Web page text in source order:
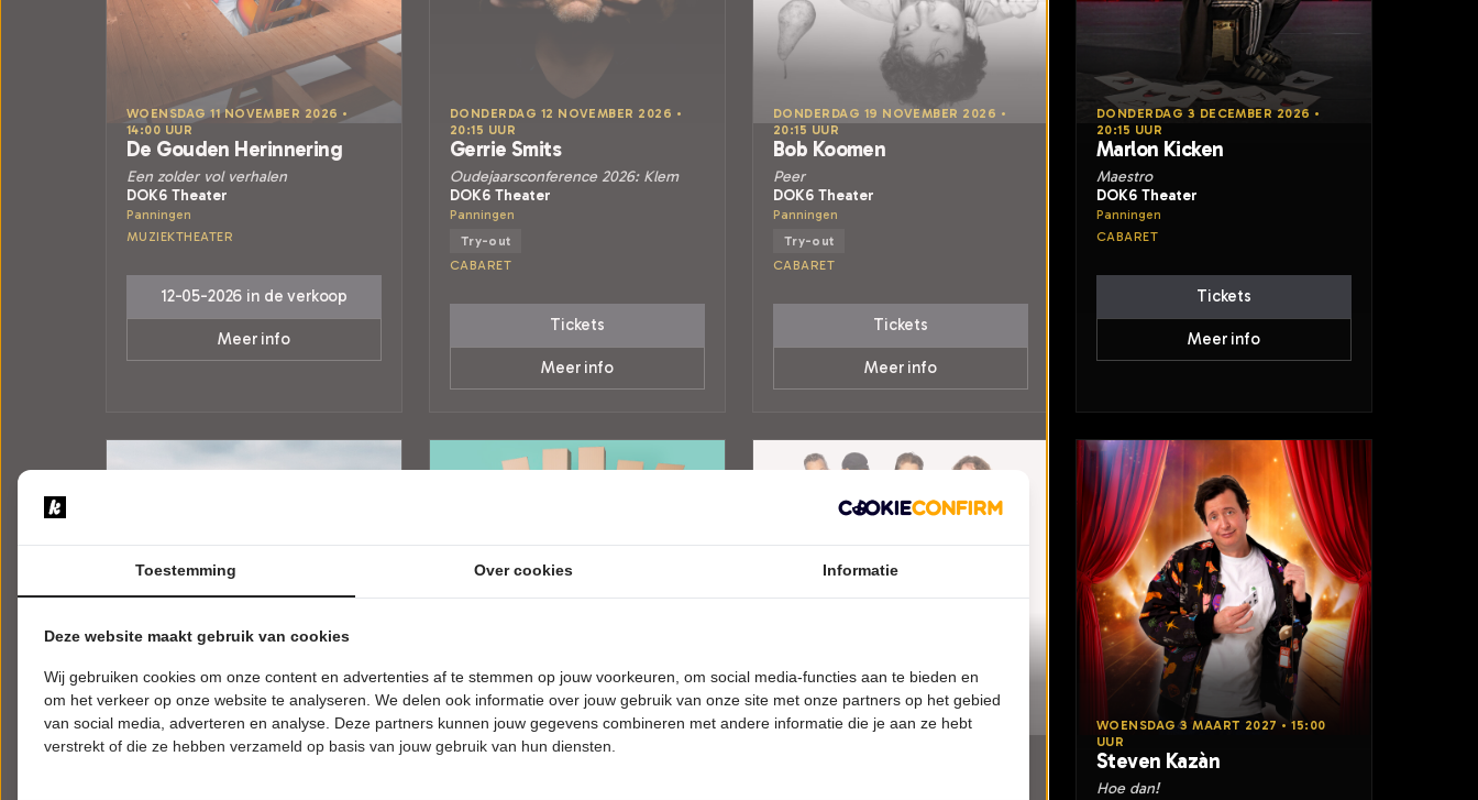
WOENSDAG 11 NOVEMBER 2026 •
14:00 UUR
De Gouden Herinnering
Een zolder vol verhalen
DOK6 Theater
Panningen
MUZIEKTHEATER
12-05-2026 in de verkoop
Meer info
DONDERDAG 12 NOVEMBER 2026 •
20:15 UUR
Gerrie Smits
Oudejaarsconference 2026: Klem
DOK6 Theater
Panningen
Try-out
CABARET
Tickets
Meer info
DONDERDAG 19 NOVEMBER 2026 •
20:15 UUR
Bob Koomen
Peer
DOK6 Theater
Panningen
Try-out
CABARET
Tickets
Meer info
DONDERDAG 3 DECEMBER 2026 •
20:15 UUR
Marlon Kicken
Maestro
DOK6 Theater
Panningen
CABARET
Tickets
Meer info
DONDERDAG 7 JANUARI 2027 • 20:15
UUR
The Dubliners Experience
ZATERDAG 30 JANUARI 2027 • 20:15
UUR
ZATERDAG 27 FEBRUARI 2027 • 20:15
WOENSDAG 3 MAART 2027 • 15:00
UUR
Steven Kazàn
Hoe dan!
Toestemming Over cookies Informatie
Deze website maakt gebruik van cookies
Wij gebruiken cookies om onze content en advertenties af te stemmen op jouw voorkeuren, om social media-functies aan te bieden en
om het verkeer op onze website te analyseren. We delen ook informatie over jouw gebruik van onze site met onze partners op het gebied
van social media, adverteren en analyse. Deze partners kunnen jouw gegevens combineren met andere informatie die je aan ze hebt
verstrekt of die ze hebben verzameld op basis van jouw gebruik van hun diensten.